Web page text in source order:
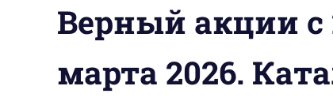
Верный акции с
марта 2026.